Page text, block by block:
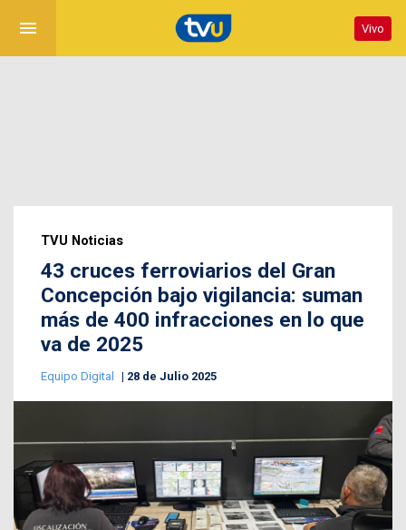
menu Vivo
TVU Noticias
43 cruces ferroviarios del Gran
Concepción bajo vigilancia: suman
más de 400 infracciones en lo que
va de 2025
Equipo Digital 28 de Julio 2025